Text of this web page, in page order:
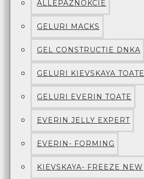
ALLEPAZNOKCIE
GELURI MACKS
GEL CONSTRUCTIE DNKA
GELURI KIEVSKAYA TOATE
GELURI EVERIN TOATE
EVERIN JELLY EXPERT
EVERIN- FORMING
KIEVSKAYA- FREEZE NEW